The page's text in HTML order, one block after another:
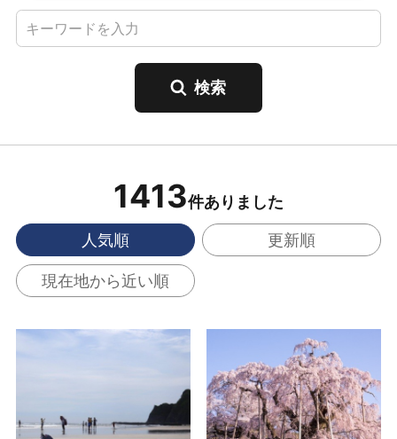
1413件ありました
人気順 更新順
現在地から近い順
薄磯海水浴場 の詳細は
三春滝桜 の詳細はこち